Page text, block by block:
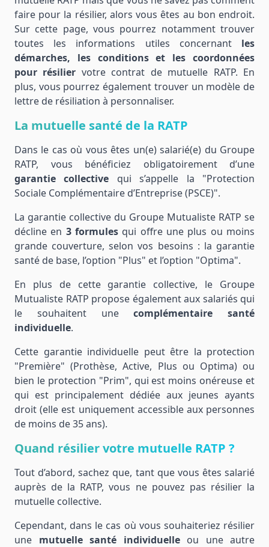
faire pour la résilier, alors vous êtes au bon endroit.
Sur cette page, vous pourrez notamment trouver
toutes les informations utiles concernant les
démarches, les conditions et les coordonnées
pour résilier votre contrat de mutuelle RATP. En
plus, vous pourrez également trouver un modèle de
lettre de résiliation à personnaliser.
La mutuelle santé de la RATP
Dans le cas où vous êtes un(e) salarié(e) du Groupe
RATP, vous bénéficiez obligatoirement d’une
garantie collective qui s’appelle la "Protection
Sociale Complémentaire d’Entreprise (PSCE)".
La garantie collective du Groupe Mutualiste RATP se
décline en 3 formules qui offre une plus ou moins
grande couverture, selon vos besoins : la garantie
santé de base, l’option "Plus" et l’option "Optima".
En plus de cette garantie collective, le Groupe
Mutualiste RATP propose également aux salariés qui
le souhaitent unecomplémentaire santé
individuelle.
Cette garantie individuelle peut être la protection
"Première" (Prothèse, Active, Plus ou Optima) ou
bien le protection "Prim", qui est moins onéreuse et
qui est principalement dédiée aux jeunes ayants
droit (elle est uniquement accessible aux personnes
de moins de 35 ans).
Quand résilier votre mutuelle RATP ?
Tout d’abord, sachez que, tant que vous êtes salarié
auprès de la RATP, vous ne pouvez pas résilier la
mutuelle collective.
Cependant, dans le cas où vous souhaiteriez résilier
une mutuelle santé individuelleou une autre